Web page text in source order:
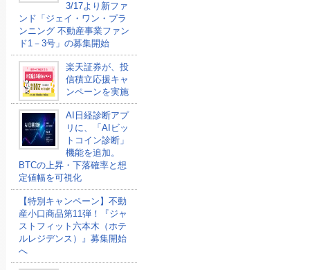
3/17より新ファ
ンド「ジェイ・ワン・プラ
ンニング 不動産事業ファン
ド1－3号」の募集開始
楽天証券が、投
信積立応援キャ
ンペーンを実施
AI日経診断アプ
リに、「AIビッ
トコイン診断」
機能を追加。
BTCの上昇・下落確率と想
定値幅を可視化
【特別キャンペーン】不動
産小口商品第11弾！『ジャ
ストフィット六本木（ホテ
ルレジデンス）』募集開始
へ